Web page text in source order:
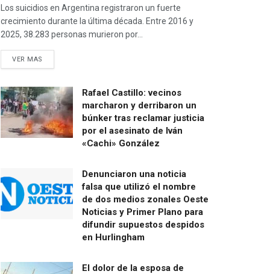
Los suicidios en Argentina registraron un fuerte
crecimiento durante la última década. Entre 2016 y
2025, 38.283 personas murieron por...
VER MAS
Rafael Castillo: vecinos
marcharon y derribaron un
búnker tras reclamar justicia
por el asesinato de Iván
«Cachi» González
Denunciaron una noticia
falsa que utilizó el nombre
de dos medios zonales Oeste
Noticias y Primer Plano para
difundir supuestos despidos
en Hurlingham
El dolor de la esposa de